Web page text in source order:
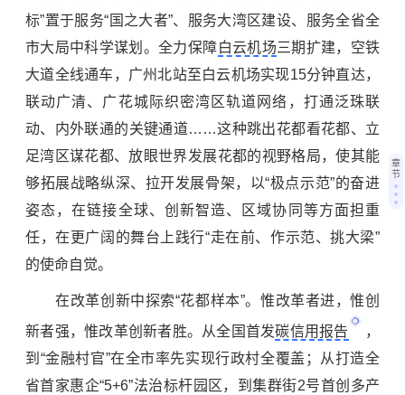
标”置于服务“国之大者”、服务大湾区建设、服务全省全
市大局中科学谋划。全力保障白云机场三期扩建，空铁
大道全线通车，广州北站至白云机场实现15分钟直达，
联动广清、广花城际织密湾区轨道网络，打通泛珠联
动、内外联通的关键通道……这种跳出花都看花都、立
足湾区谋花都、放眼世界发展花都的视野格局，使其能
够拓展战略纵深、拉开发展骨架，以“极点示范”的奋进
姿态，在链接全球、创新智造、区域协同等方面担重
任，在更广阔的舞台上践行“走在前、作示范、挑大梁”
的使命自觉。
在改革创新中探索“花都样本”。惟改革者进，惟创
新者强，惟改革创新者胜。从全国首发碳信用报告
，
到“金融村官”在全市率先实现行政村全覆盖；从打造全
省首家惠企“5+6”法治标杆园区，到集群街2号首创多产
章
节